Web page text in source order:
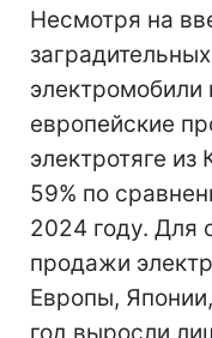
Несмотря на
электромобили
европейские
электротяге
59% по
2024 году. Для
продажи
Европы,
год выросли